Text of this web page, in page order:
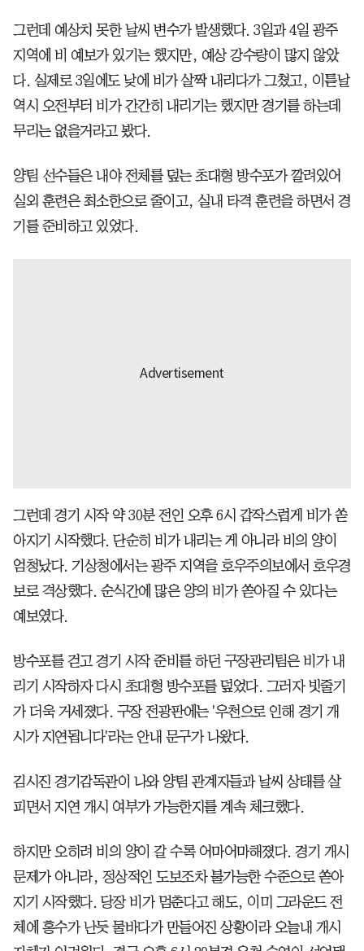
그런데 예상치 못한 날씨 변수가 발생했다. 3일과 4일 광주
지역에 비 예보가 있기는 했지만, 예상 강수량이 많지 않았
다. 실제로 3일에도 낮에 비가 살짝 내리다가 그쳤고, 이튿날
역시 오전부터 비가 간간히 내리기는 했지만 경기를 하는데
무리는 없을거라고 봤다.
양팀 선수들은 내야 전체를 덮는 초대형 방수포가 깔려있어
실외 훈련은 최소한으로 줄이고, 실내 타격 훈련을 하면서 경
기를 준비하고 있었다.
그런데 경기 시작 약 30분 전인 오후 6시 갑작스럽게 비가 쏟
아지기 시작했다. 단순히 비가 내리는 게 아니라 비의 양이
엄청났다. 기상청에서는 광주 지역을 호우주의보에서 호우경
보로 격상했다. 순식간에 많은 양의 비가 쏟아질 수 있다는
예보였다.
방수포를 걷고 경기 시작 준비를 하던 구장관리팀은 비가 내
리기 시작하자 다시 초대형 방수포를 덮었다. 그러자 빗줄기
가 더욱 거세졌다. 구장 전광판에는 '우천으로 인해 경기 개
시가 지연됩니다'라는 안내 문구가 나왔다.
김시진 경기감독관이 나와 양팀 관계자들과 날씨 상태를 살
피면서 지연 개시 여부가 가능한지를 계속 체크했다.
하지만 오히려 비의 양이 갈 수록 어마어마해졌다. 경기 개시
문제가 아니라, 정상적인 도보조차 불가능한 수준으로 쏟아
지기 시작했다. 당장 비가 멈춘다고 해도, 이미 그라운드 전
체에 홍수가 난듯 물바다가 만들어진 상황이라 오늘내 개시